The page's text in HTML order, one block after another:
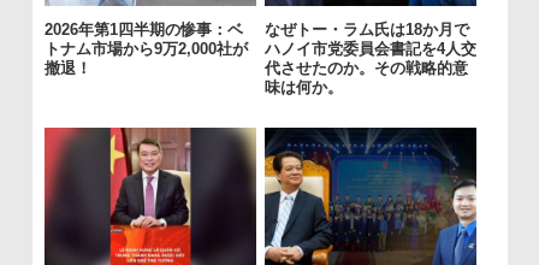
2026年第1四半期の惨事：ベ
トナム市場から9万2,000社が
撤退！
なぜトー・ラム氏は18か月で
ハノイ市党委員会書記を4人交
代させたのか。その戦略的意
味は何か。